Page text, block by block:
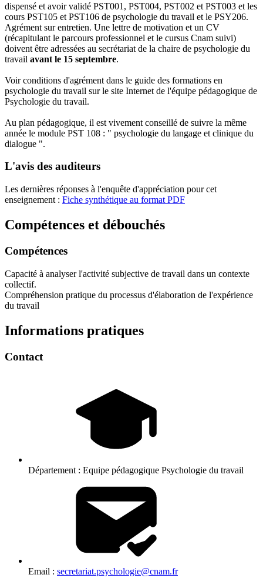
dispensé et avoir validé PST001, PST004, PST002 et PST003 et les
cours PST105 et PST106 de psychologie du travail et le PSY206.
Agrément sur entretien. Une lettre de motivation et un CV
(récapitulant le parcours professionnel et le cursus Cnam suivi)
doivent être adressées au secrétariat de la chaire de psychologie du
travail avant le 15 septembre.
Voir conditions d'agrément dans le guide des formations en
psychologie du travail sur le site Internet de l'équipe pédagogique de
Psychologie du travail.
Au plan pédagogique, il est vivement conseillé de suivre la même
année le module PST 108 : " psychologie du langage et clinique du
dialogue ".
L'avis des auditeurs
Les dernières réponses à l'enquête d'appréciation pour cet
enseignement : Fiche synthétique au format PDF
Compétences et débouchés
Compétences
Capacité à analyser l'activité subjective de travail dans un contexte
collectif.
Compréhension pratique du processus d'élaboration de l'expérience
du travail
Informations pratiques
Contact
Département : Equipe pédagogique Psychologie du travail
Email : secretariat.psychologie@cnam.fr